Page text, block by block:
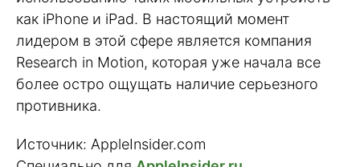
как iPhone и iPad. В настоящий момент
лидером в этой сфере является компания
Research in Motion, которая уже начала все
более остро ощущать наличие серьезного
противника.
Источник: AppleInsider.com